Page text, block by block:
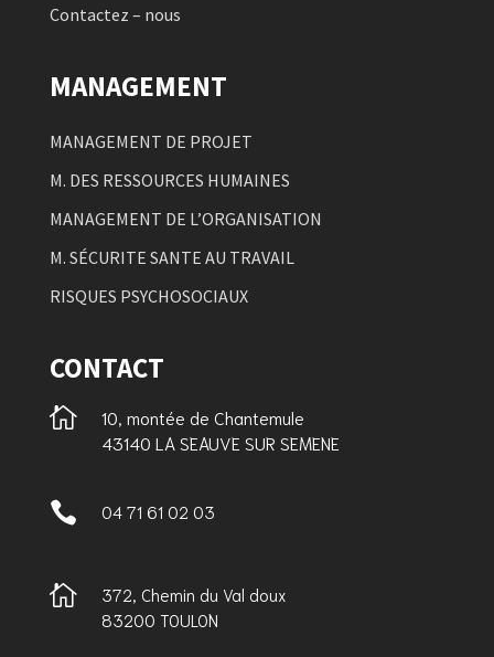
Contactez – nous
MANAGEMENT
MANAGEMENT DE PROJET
M. DES RESSOURCES HUMAINES
MANAGEMENT DE L’ORGANISATION
M. SÉCURITE SANTE AU TRAVAIL
RISQUES PSYCHOSOCIAUX
CONTACT

10, montée de Chantemule
43140 LA SEAUVE SUR SEMENE
 04 71 61 02 03

372, Chemin du Val doux
83200 TOULON